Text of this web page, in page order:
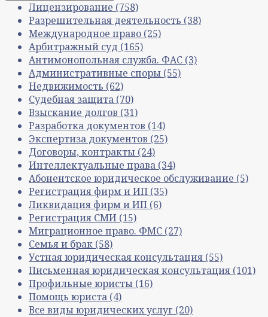
Лицензирование (758)
Разрешительная деятельность (38)
Международное право (25)
Арбитражный суд (165)
Антимонопольная служба. ФАС (3)
Административные споры (55)
Недвижимость (62)
Судебная защита (70)
Взыскание долгов (31)
Разработка документов (14)
Экспертиза документов (25)
Договоры, контракты (24)
Интеллектуальные права (34)
Абонентское юридическое обслуживание (5)
Регистрация фирм и ИП (35)
Ликвидация фирм и ИП (6)
Регистрация СМИ (15)
Миграционное право. ФМС (27)
Семья и брак (58)
Устная юридическая консультация (55)
Письменная юридическая консультация (101)
Профильные юристы (16)
Помощь юриста (4)
Все виды юридических услуг (20)